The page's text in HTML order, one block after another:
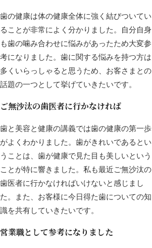
歯の健康は体の健康全体に強く結びついてい
ることが非常によく分かりました。自分自身
も歯の噛み合わせに悩みがあったため大変参
考になりました。歯に関する悩みを持つ方は
多くいらっしゃると思うため、お客さまとの
話題の一つとして挙げていきたいです。
ご無沙汰の歯医者に行かなければ
歯と美容と健康の講義では歯の健康の第一歩
がよくわかりました。歯がきれいであるとい
うことは、歯が健康で見た目も美しいという
ことが特に響きました。私も最近ご無沙汰の
歯医者に行かなければいけないと感じまし
た。また、お客様に今日得た歯についての知
識を共有していきたいです。
営業職として参考になりました